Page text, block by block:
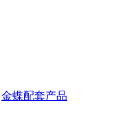
金蝶配套产品